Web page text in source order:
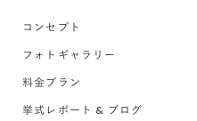
コンセプト
フォトギャラリー
料金プラン
挙式レポート & ブログ